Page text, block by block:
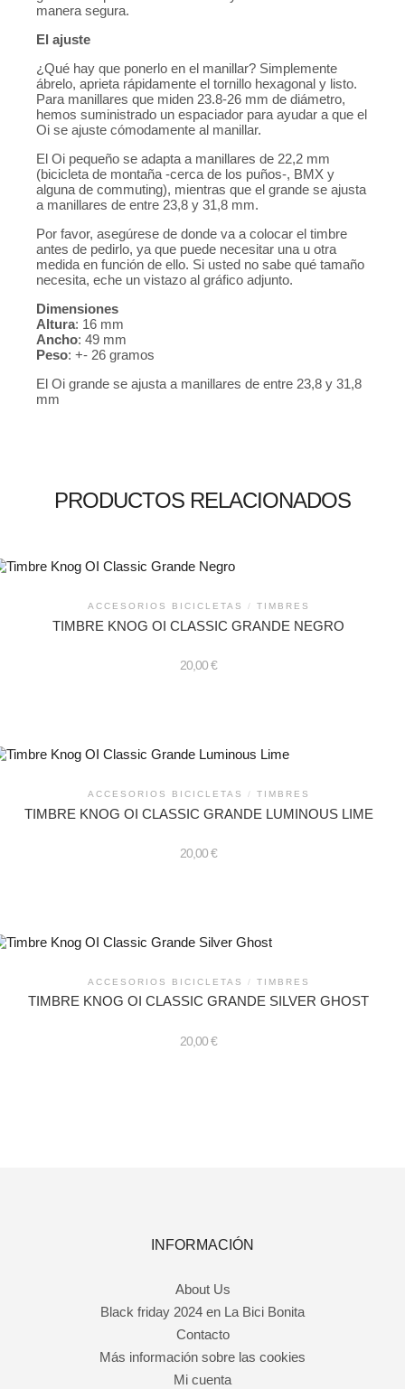
manera segura.
El ajuste
¿Qué hay que ponerlo en el manillar? Simplemente
ábrelo, aprieta rápidamente el tornillo hexagonal y listo.
Para manillares que miden 23.8-26 mm de diámetro,
hemos suministrado un espaciador para ayudar a que el
Oi se ajuste cómodamente al manillar.
El Oi pequeño se adapta a manillares de 22,2 mm
(bicicleta de montaña -cerca de los puños-, BMX y
alguna de commuting), mientras que el grande se ajusta
a manillares de entre 23,8 y 31,8 mm.
Por favor, asegúrese de donde va a colocar el timbre
antes de pedirlo, ya que puede necesitar una u otra
medida en función de ello. Si usted no sabe qué tamaño
necesita, eche un vistazo al gráfico adjunto.
Dimensiones
Altura: 16 mm
Ancho: 49 mm
Peso: +- 26 gramos
El Oi grande se ajusta a manillares de entre 23,8 y 31,8
mm
PRODUCTOS RELACIONADOS
ACCESORIOS BICICLETAS / TIMBRES
TIMBRE KNOG OI CLASSIC GRANDE NEGRO
20,00€
ACCESORIOS BICICLETAS / TIMBRES
TIMBRE KNOG OI CLASSIC GRANDE LUMINOUS LIME
20,00€
ACCESORIOS BICICLETAS / TIMBRES
TIMBRE KNOG OI CLASSIC GRANDE SILVER GHOST
20,00€
INFORMACIÓN
About Us
Black friday 2024 en La Bici Bonita
Contacto
Más información sobre las cookies
Mi cuenta